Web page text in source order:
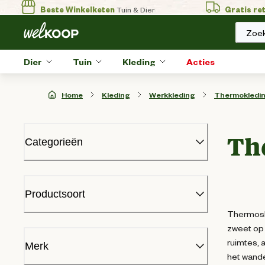
Beste WinkelketenTuin & Dier Gratis
Dier Tuin Kleding Acties
Home Kleding Werkkleding
Categorieën
Werkbroeken
Werkjassen
Werkoverhemden
Productsoort
Merk
zweet
ruimtes,
het